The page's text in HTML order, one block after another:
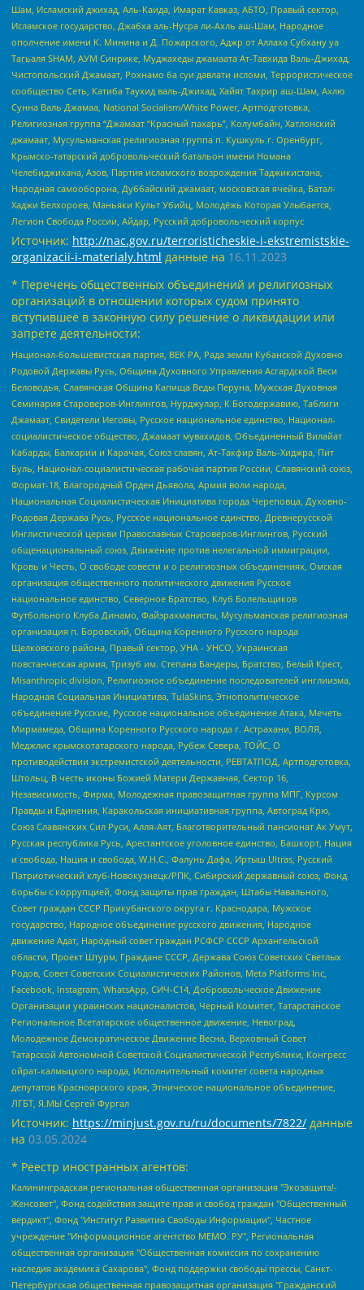
Шам, Исламский джихад, Аль-Каида, Имарат Кавказ, АБТО, Правый сектор,
Исламское государство, Джабха аль-Нусра ли-Ахль аш-Шам, Народное
ополчение имени К. Минина и Д. Пожарского, Аджр от Аллаха Субхану уа
Тагьаля SHAM, АУМ Синрике, Муджахеды джамаата Ат-Тавхида Валь-Джихад,
Чистопольский Джамаат, Рохнамо ба суи давлати исломи, Террористическое
сообщество Сеть, Катиба Таухид валь-Джихад, Хайят Тахрир аш-Шам, Ахлю
Сунна Валь Джамаа, National Socialism/White Power, Артподготовка,
Религиозная группа “Джамаат “Красный пахарь”, Колумбайн, Хатлонский
джамаат, Мусульманская религиозная группа п. Кушкуль г. Оренбург,
Крымско-татарский добровольческий батальон имени Номана
Челебиджихана, Азов, Партия исламского возрождения Таджикистана,
Народная самооборона, Дуббайский джамаат, московская ячейка, Батал-
Хаджи Белхороев, Маньяки Культ Убийц, Молодёжь Которая Улыбается,
Легион Свобода России, Айдар, Русский добровольческий корпус
Источник: http://nac.gov.ru/terroristicheskie-i-ekstremistskie-
organizacii-i-materialy.html данные на 16.11.2023
* Перечень общественных объединений и религиозных
организаций в отношении которых судом принято
вступившее в законную силу решение о ликвидации или
запрете деятельности:
Национал-большевистская партия, ВЕК РА, Рада земли Кубанской Духовно
Родовой Державы Русь, Община Духовного Управления Асгардской Веси
Беловодья, Славянская Община Капища Веды Перуна, Мужская Духовная
Семинария Староверов-Инглингов, Нурджулар, К Богодержавию, Таблиги
Джамаат, Свидетели Иеговы, Русское национальное единство, Национал-
социалистическое общество, Джамаат мувахидов, Объединенный Вилайат
Кабарды, Балкарии и Карачая, Союз славян, Ат-Такфир Валь-Хиджра, Пит
Буль, Национал-социалистическая рабочая партия России, Славянский союз,
Формат-18, Благородный Орден Дьявола, Армия воли народа,
Национальная Социалистическая Инициатива города Череповца, Духовно-
Родовая Держава Русь, Русское национальное единство, Древнерусской
Инглистической церкви Православных Староверов-Инглингов, Русский
общенациональный союз, Движение против нелегальной иммиграции,
Кровь и Честь, О свободе совести и о религиозных объединениях, Омская
организация общественного политического движения Русское
национальное единство, Северное Братство, Клуб Болельщиков
Футбольного Клуба Динамо, Файзрахманисты, Мусульманская религиозная
организация п. Боровский, Община Коренного Русского народа
Щелковского района, Правый сектор, УНА - УНСО, Украинская
повстанческая армия, Тризуб им. Степана Бандеры, Братство, Белый Крест,
Misanthropic division, Религиозное объединение последователей инглиизма,
Народная Социальная Инициатива, TulaSkins, Этнополитическое
объединение Русские, Русское национальное объединение Атака, Мечеть
Мирмамеда, Община Коренного Русского народа г. Астрахани, ВОЛЯ,
Меджлис крымскотатарского народа, Рубеж Севера, ТОЙС, О
противодействии экстремистской деятельности, РЕВТАТПОД, Артподготовка,
Штольц, В честь иконы Божией Матери Державная, Сектор 16,
Независимость, Фирма, Молодежная правозащитная группа МПГ, Курсом
Правды и Единения, Каракольская инициативная группа, Автоград Крю,
Союз Славянских Сил Руси, Алля-Аят, Благотворительный пансионат Ак Умут,
Русская республика Русь, Арестантское уголовное единство, Башкорт, Нация
и свобода, Нация и свобода, W.H.С., Фалунь Дафа, Иртыш Ultras, Русский
Патриотический клуб-Новокузнецк/РПК, Сибирский державный союз, Фонд
борьбы с коррупцией, Фонд защиты прав граждан, Штабы Навального,
Совет граждан СССР Прикубанского округа г. Краснодара, Мужское
государство, Народное объединение русского движения, Народное
движение Адат, Народный совет граждан РСФСР СССР Архангельской
области, Проект Штурм, Граждане СССР, Держава Союз Советских Светлых
Родов, Совет Советских Социалистических Районов, Meta Platforms Inc,
Facebook, Instagram, WhatsApp, СИЧ-С14, Добровольческое Движение
Организации украинских националистов, Черный Комитет, Татарстанское
Региональное Всетатарское общественное движение, Невоград,
Молодежное Демократическое Движение Весна, Верховный Совет
Татарской Автономной Советской Социалистической Республики, Конгресс
ойрат-калмыцкого народа, Исполнительный комитет совета народных
депутатов Красноярского края, Этническое национальное объединение,
ЛГБТ, Я.МЫ Сергей Фургал
Источник: https://minjust.gov.ru/ru/documents/7822/ данные
на 03.05.2024
* Реестр иностранных агентов:
Калининградская региональная общественная организация "Экозащита!-Женсовет", Фонд содействия защите прав и свобод граждан "Общественный вердикт", Фонд "Институт Развития Свободы Информации", Частное учреждение "Информационное агентство МЕМО. РУ", Региональная общественная организация "Общественная комиссия по сохранению наследия академика Сахарова", Фонд поддержки свободы прессы, Санкт-Петербургская общественная правозащитная организация "Гражданский контроль", Межрегиональная общественная организация "Информационно-просветительский центр "Мемориал", Региональный Фонд "Центр Защиты Прав Средств Массовой Информации", с 05.12.2023 Фонд "Центр Защиты Прав Средств массовой информации", Региональная общественная благотворительная организация помощи беженцам и мигрантам "Гражданское содействие", Негосударственное образовательное учреждение дополнительного профессионального образования (повышение квалификации) специалистов "АКАДЕМИЯ ПО ПРАВАМ ЧЕЛОВЕКА", Свердловская региональная общественная организация "Сутяжник", Автономная некоммерческая организация "Центр независимых социологических исследований", Союз общественных объединений "Российский исследовательский центр по правам человека", Региональное общественное учреждение научно-информационный центр "МЕМОРИАЛ", Некоммерческая организация "Фонд защиты гласности", Автономная некоммерческая организация "Институт прав человека", Городская общественная организация "Екатеринбургское общество "МЕМОРИАЛ", Городская общественная организация "Рязанское историко-просветительское и правозащитное общество "Мемориал" (Рязанский Мемориал), Челябинский региональный орган общественной самодеятельности – женское общественное объединение "Женщины Евразии", Челябинский региональный орган общественной самодеятельности "Уральская правозащитная группа", Фонд содействия защите здоровья и социальной справедливости имени Андрея Рылькова, Автономная Некоммерческая Организация "Аналитический Центр Юрия Левады", Автономная некоммерческая организация социальной поддержки населения "Проект Апрель", Региональная общественная организация помощи женщинам и детям, находящимся в кризисной ситуации "Информационно-методический центр "Анна", Фонд содействия развитию массовых коммуникаций и правовому просвещению "Так-так-Так", Фонд содействия устойчивому развитию "Серебряная тайга", Свердловский региональный общественный фонд социальных проектов "Новое время", "Idel.Реалии", Кавказ.Реалии, Крым.Реалии, Телеканал Настоящее Время, Татаро-башкирская служба Радио Свобода (Azatliq Radiosi), Радио Свободная Европа/Радио Свобода (PCE/PC), "Сибирь.Реалии", "Фактограф", Благотворительный фонд помощи осужденным и их семьям, Автономная некоммерческая организация "Институт глобализации и социальных движений", Фонд "В защиту прав заключенных", Частное учреждение "Центр поддержки и содействия развитию средств массовой информации", Пензенский региональный общественный благотворительный фонд "Гражданский союз", "Север.Реалии", Некоммерческая организация Фонд "Правовая инициатива", Общество с ограниченной ответственностью "Радио Свободная Европа/Радио Свобода", Чешское информационное агентство "MEDIUM-ORIENT", Красноярская региональная общественная организация "Мы против СПИДа", Камалягин Денис Николаевич, Маркелов Сергей Евгеньевич, Пономарев Лев Александрович, Савицкая Людмила Алексеевна, Автономная некоммерческая организация "Центр по работе с проблемой насилия "НАСИЛИЮ.НЕТ", Межрегиональный профессиональный союз работников здравоохранения "Альянс врачей", Юридическое лицо, зарегистрированное в Латвийской Республике, SIA "Medusa Project" (регистрационный номер 40103797863, дата регистрации 10.06.2014), Некоммерческая организация "Фонд по борьбе с коррупцией", Автономная некоммерческая организация "Институт права и публичной политики", Баданин Роман Сергеевич, Гликин Максим Александрович, Железнова Мария Михайловна, Лукьянова Юлия Сергеевна, Маетная Елизавета Витальевна, Маняхин Петр Борисович, Чуракова Ольга Владимировна, Ярош Юлия Петровна, Юридическое лицо "The Insider SIA", зарегистрированное в Риге, Латвийская Республика (дата регистрации 26.06.2015), являющееся администратором доменного имени интернет-издания "The Insider SIA", https://theins.ru, Постернак Алексей Евгеньевич, Рубин Михаил Аркадьевич, Анин Роман Александрович, Юридическое лицо Istories fonds, зарегистрированное в Латвийской Республике (регистрационный номер 50008295751, дата регистрации 24.02.2020), Великовский Дмитрий Александрович, Долинина Ирина Николаевна, Мароховская Алеся Алексеевна, Шлейнов Роман Юрьевич, Шмагун Олеся Валентиновна, Общество с ограниченной ответственностью "Альтаир 2021", Общество с ограниченной ответственностью "Вега 2021", Общество с ограниченной ответственностью "Главный редактор 2021", Общество с ограниченной ответственностью "Ромашки монолит", Важенков Артем Валерьевич, Ивановская областная общественная организация "Центр гендерных исследований", Гурман Юрий Альбертович, Медиапроект "ОВД-Инфо", Егоров Владимир Владимирович, Жилинский Владимир Александрович, Общество с ограниченной ответственностью "ЗП", Иванова София Юрьевна, Карезина Инна Павловна, Кильтау Екатерина Викторовна, Петров Алексей Викторович, Пискунов Сергей Евгеньевич, Смирнов Сергей Сергеевич, Тихонов Михаил Сергеевич, Общество с ограниченной ответственностью "ЖУРНАЛИСТ-ИНОСТРАННЫЙ АГЕНТ", Арапова Галина Юрьевна, Вольтская Татьяна Анатольевна, Американская компания "Mason G.E.S. Anonymous Foundation" (США), являющаяся владельцем интернет-издания https://mnews.world/, Компания "Stichting Bellingcat", зарегистрированная в Нидерландах (дата регистрации 11.07.2018), Захаров Андрей Вячеславович, Клепиковская Екатерина Дмитриевна, Общество с ограниченной ответственностью "МЕМО", Перл Роман Александрович, Симонов Евгений Алексеевич, Соловьева Елена Анатольевна, Сотников Даниил Владимирович, Сурначева Елизавета Дмитриевна, Автономная некоммерческая организация по защите прав человека и информированию населения "Якутия – Наше Мнение", Общество с ограниченной ответственностью "Москоу диджитал медиа", с 26.01.2023 Общество с ограниченной ответственностью "Чайка Белые сады", Ветошкина Валерия Валерьевна, Заговора Максим Александрович, Межрегиональное общественное движение "Российская ЛГБТ - сеть", Оленичев Максим Владимирович, Павлов Иван Юрьевич, Скворцова Елена Сергеевна, Общество с ограниченной ответственностью "Как бы инагент", Кочетков Игорь Викторович, Общество с ограниченной ответственностью "Честные выборы", Еланчик Олег Александрович, Общество с ограниченной ответственностью "Нобелевский призыв", Гималова Регина Эмилевна, Григорьев Андрей Валерьевич, Григорьева Алина Александровна, Ассоциация по содействию защите прав призывников, альтернативнослужащих и военнослужащих "Правозащитная группа "Гражданин.Армия.Право", Хисамова Регина Фаритовна, Автономная некоммерческая организация по реализации социально-правовых программ "Лилит", Дальневосточное общественное движение "Маяк", Санкт-Петербургская ЛГБТ-инициативная группа "Выход", Инициативная группа ЛГБТ+ "Реверс", Алексеев Андрей Викторович, Бекбулатова Таисия Львовна, Беляев Иван Михайлович, Владыкина Елена Сергеевна, Гельман Марат Александрович, Никульшина Вероника Юрьевна, Толоконникова Надежда Андреевна, Шендерович Виктор Анатольевич, Общество с ограниченной ответственностью "Данное сообщение", Общество с ограниченной ответственностью Издательский дом "Новая глава", Айнбиндер Александра Александровна, Московский комьюнити-центр для ЛГБТ+инициатив, Благотворительный фонд развития филантропии, Deutsche Welle (Германия, Kurt-Schumacher-Strasse 3, 53113 Bonn), Борзунова Мария Михайловна, Воробьев Виктор Викторович, Голубева Анна Львовна, Константинова Алла Михайловна, Малкова Ирина Владимировна, Мурадов Мурад Абдулгалимович, Осетинская Елизавета Николаевна, Понасенков Евгений Николаевич, Ганапольский Матвей Юрьевич, Киселев Евгений Алексеевич, Борухович Ирина Григорьевна, Дремин Иван Тимофеевич, Дубровский Дмитрий Викторович, Красноярская региональная общественная организация поддержки и развития альтернативных образовательных технологий и межкультурных коммуникаций "ИНТЕРРА", Маяковская Екатерина Алексеевна, Фейгин Марк Захарович, Филимонов Андрей Викторович, Дзугкоева Регина Николаевна, Доброхотов Роман Александрович, Дудь Юрий Александрович, Елкин Сергей Владимирович, Кругликов Кирилл Игоревич, Сабунаева Мария Леонидовна, Семенов Алексей Владимирович, Шаинян Карен Багратович, Шульман Екатерина Михайловна, Асафьев Артур Валерьевич, Вахштайн Виктор Семенович, Венедиктов Алексей Алексеевич, Лушникова Екатерина Евгеньевна, Волков Леонид Михайлович, Невзоров Александр Глебович, Пархоменко Сергей Борисович, Сироткин Ярослав Николаевич, Кара-Мурза Владимир Владимирович, Баранова Наталья Владимировна, Гозман Леонид Яковлевич, Кагарлицкий Борис Юльевич, Климарев Михаил Валерьевич, Милов Владимир Станиславович, Автономная некоммерческая организация Краснодарский центр современного искусства "Типография", Моргенштерн Алишер Тагирович, Соболь Любовь Эдуардовна, Общество с ограниченной ответственностью "ЛИЗА НОРМ", Каспаров Гарри Кимович, Ходорковский Михаил Борисович, Общество с ограниченной ответственностью "Апрельские тезисы", Данилович Ирина Брониславовна, Кашин Олег Владимирович, Петров Николай Владимирович, Пивоваров Алексей Владимирович, Соколов Михаил Владимирович, Цветкова Юлия Владимировна, Чичваркин Евгений Александрович, Комитет против пыток/Команда против пыток, Общество с ограниченной ответственностью "Первый научный", Общество с ограниченной ответственностью "Вертолет и ко", Белоцерковская Вероника Борисовна, Кац Максим Евгеньевич, Лазарева Татьяна Юрьевна, Шаведдинов Руслан Табризович, Яшин Илья Валерьевич, Общество с ограниченной ответственностью "Иноагент ААВ", Алешковский Дмитрий Петрович, Альбац Евгения Марковна, Быков Дмитрий Львович, Галямина Юлия Евгеньевна, Лойко Сергей Леонидович, Мартынов Кирилл Константинович, Медведев Сергей Александрович, Крашенинников Федор Геннадиевич, Гордеева Катерина Вл